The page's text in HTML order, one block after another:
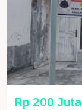
Rp 200 Juta